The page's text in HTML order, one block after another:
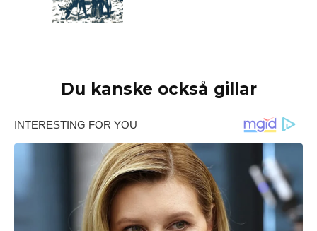
Du kanske också gillar